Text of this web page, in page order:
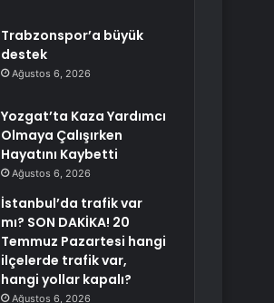
Trabzonspor’a büyük
destek
Ağustos 6, 2026
Yozgat’ta Kaza Yardımcı
Olmaya Çalışırken
Hayatını Kaybetti
Ağustos 6, 2026
İstanbul’da trafik var
mı? SON DAKİKA! 20
Temmuz Pazartesi hangi
ilçelerde trafik var,
hangi yollar kapalı?
Ağustos 6, 2026